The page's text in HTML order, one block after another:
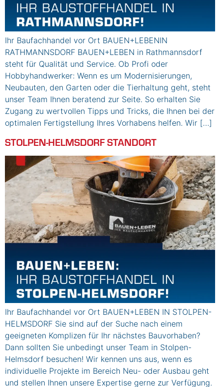
Ihr Baufachhandel vor Ort BAUEN+LEBENIN
RATHMANNSDORF BAUEN+LEBEN in Rathmannsdorf
steht für Qualität und Service. Ob Profi oder
Hobbyhandwerker: Wenn es um Modernisierungen,
Neubauten, den Garten oder die Tierhaltung geht, steht
unser Team Ihnen beratend zur Seite. So erhalten Sie
Zugang zu wertvollen Tipps und Tricks, die Ihnen bei der
optimalen Fertigstellung Ihres Vorhabens helfen. Wir […]
STOLPEN-HELMSDORF STANDORT
Ihr Baufachhandel vor Ort BAUEN+LEBEN IN STOLPEN-
HELMSDORF Sie sind auf der Suche nach einem
geeigneten Komplizen für Ihr nächstes Bauvorhaben?
Dann sollten Sie unbedingt unser Team in Stolpen-
Helmsdorf besuchen! Wir kennen uns aus, wenn es
individuelle Projekte im Bereich Neu- oder Ausbau geht
und stellen Ihnen unsere Expertise gerne zur Verfügung.